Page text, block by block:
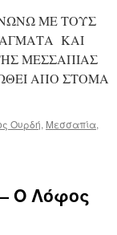
ΜΕ ΤΟΥΣ
ΚΑΙ
ΜΕΣΣΑΠΙΑΣ
ΑΠΟ ΣΤΟΜΑ
Ουρδή, Μεσσαπία,
Ο Λόφος